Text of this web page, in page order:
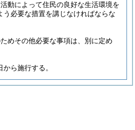
動によって住民の良好な生活環境を
う必要な措置を講じなければならな
めその他必要な事項は、別に定め
ら施行する。